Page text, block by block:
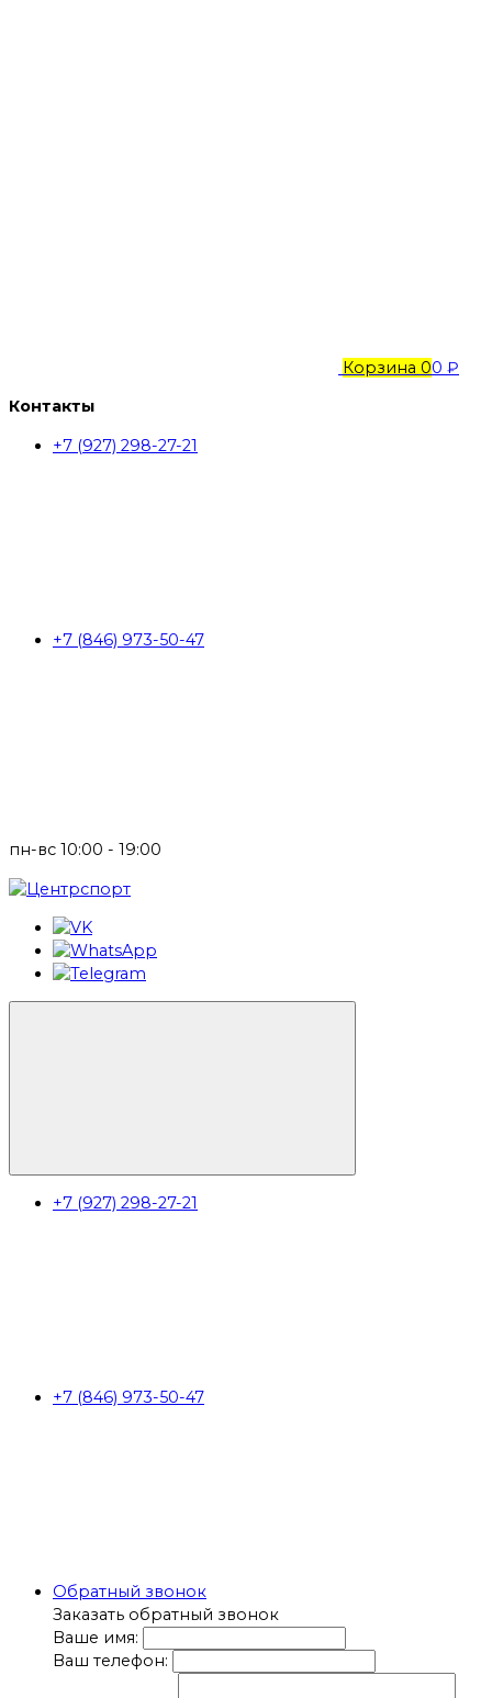
Корзина 00 ₽
Контакты
+7 (927) 298-27-21
+7 (846) 973-50-47
пн-вс 10:00 - 19:00
+7 (927) 298-27-21
+7 (846) 973-50-47
Обратный звонок
Заказать обратный звонок
Ваше имя:
Ваш телефон: